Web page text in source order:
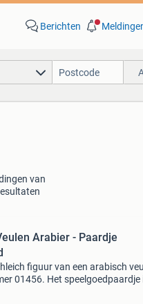
Berichten
van
Arabier - Paardje
figuur van een arabisch
01456. Het speelgoedpaardje